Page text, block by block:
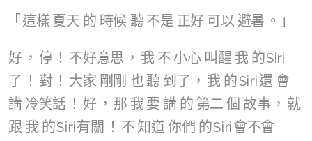
「 這樣 夏天 的 時候 聽 不是 正好 可以 避暑 。」
好 ， 停 ！ 不好意思 ， 我 不 小心 叫醒 我 的Siri
了 ！ 對 ！ 大家 剛剛 也聽 到了 ， 我 的Siri還 會
講 冷笑話 ！ 好 ， 那 我要 講 的 第二 個 故事 ， 就
跟 我 的Siri有關 ！ 不 知道 你們 的Siri會不會